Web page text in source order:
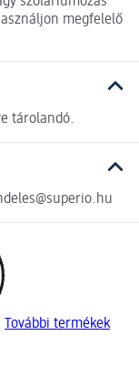
megfelelő
tárolandó.
További termékek